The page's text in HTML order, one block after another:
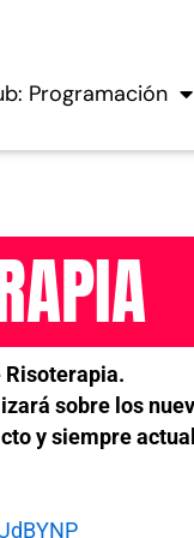
Programación
sobre los
y siempre